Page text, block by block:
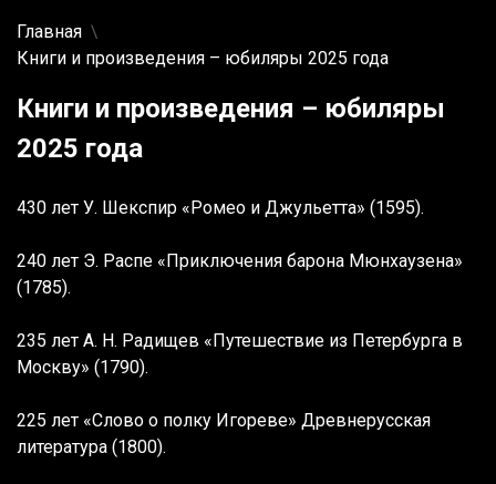
Главная
Книги и произведения – юбиляры 2025 года
Книги и произведения – юбиляры
2025 года
430 лет У. Шекспир «Ромео и Джульетта» (1595).
240 лет Э. Распе «Приключения барона Мюнхаузена»
(1785).
235 лет А. Н. Радищев «Путешествие из Петербурга в
Москву» (1790).
225 лет «Слово о полку Игореве» Древнерусская
литература (1800).